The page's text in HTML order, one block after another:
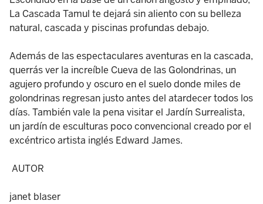
La Cascada Tamul te dejará sin aliento con su belleza
natural, cascada y piscinas profundas debajo.
Además de las espectaculares aventuras en la cascada,
querrás ver la increíble Cueva de las Golondrinas, un
agujero profundo y oscuro en el suelo donde miles de
golondrinas regresan justo antes del atardecer todos los
días. También vale la pena visitar el Jardín Surrealista,
un jardín de esculturas poco convencional creado por el
excéntrico artista inglés Edward James.
AUTOR
janet blaser